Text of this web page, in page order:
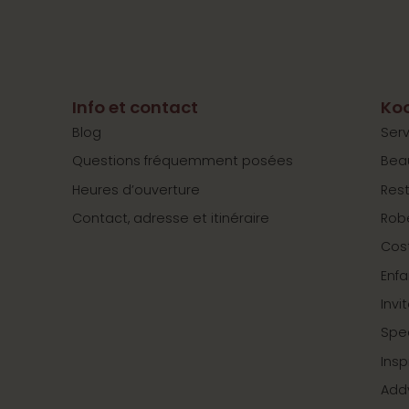
Info et contact
Blog
Questions fréquemment posées
Heures d’ouverture
Contact, adresse et itinéraire